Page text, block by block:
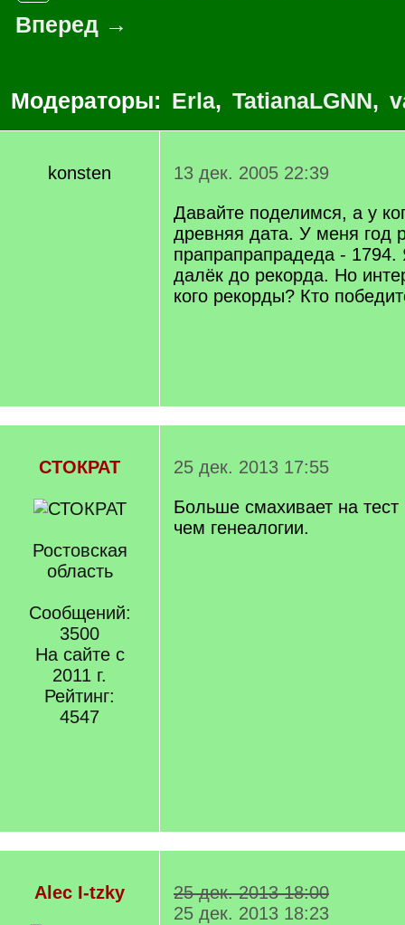
Вперед →
Модераторы: Erla, TatianaLGNN,
konsten
13 дек. 2005 22:39
Давайте поделимся, а у
древняя дата. У меня год
прапрапрапрадеда - 1794.
далёк до рекорда. Но
кого рекорды? Кто
СТОКРАТ
Ростовская
область
Сообщений:
3500
На сайте с
2011 г.
Рейтинг:
4547
25 дек. 2013 17:55
Больше смахивает на тест
чем генеалогии.
Alec I-tzky
25 дек. 2013 18:00
25 дек. 2013 18:23